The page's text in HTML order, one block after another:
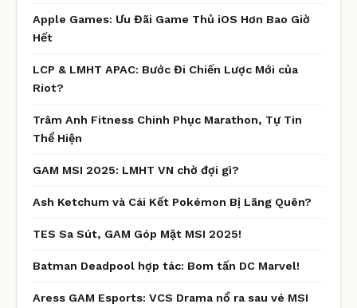
Apple Games: Ưu Đãi Game Thủ iOS Hơn Bao Giờ
Hết
LCP & LMHT APAC: Bước Đi Chiến Lược Mới của
Riot?
Trâm Anh Fitness Chinh Phục Marathon, Tự Tin
Thể Hiện
GAM MSI 2025: LMHT VN chờ đợi gì?
Ash Ketchum và Cái Kết Pokémon Bị Lãng Quên?
TES Sa Sút, GAM Góp Mặt MSI 2025!
Batman Deadpool hợp tác: Bom tấn DC Marvel!
Aress GAM Esports: VCS Drama nổ ra sau vé MSI